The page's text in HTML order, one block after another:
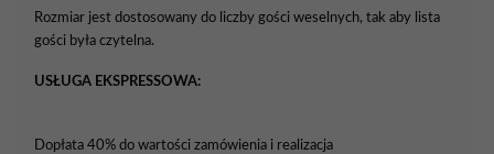
Rozmiar jest dostosowany do liczby gości weselnych, tak aby lista
gości była czytelna.
USŁUGA EKSPRESSOWA:
Dopłata 40% do wartości zamówienia i realizacja